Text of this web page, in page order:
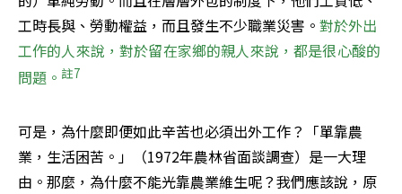
工時長與、勞動權益，而且發生不少職業災害。 對於外出
工作的人來說，對於留在家鄉的親人來說，都是很心酸的
問題。 註7
可是，為什麼即便如此辛苦也必須出外工作？「單靠農
業，生活困苦。」（1972年農林省面談調查）是一大理
由。那麼，為什麼不能光靠農業維生呢？我們應該說，原